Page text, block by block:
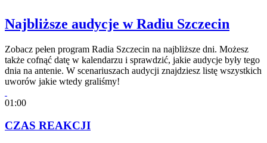
Najbliższe audycje w Radiu Szczecin
Zobacz pełen program Radia Szczecin na najbliższe dni. Możesz
także cofnąć datę w kalendarzu i sprawdzić, jakie audycje były tego
dnia na antenie. W scenariuszach audycji znajdziesz listę wszystkich
uworów jakie wtedy graliśmy!
01:00
CZAS REAKCJI